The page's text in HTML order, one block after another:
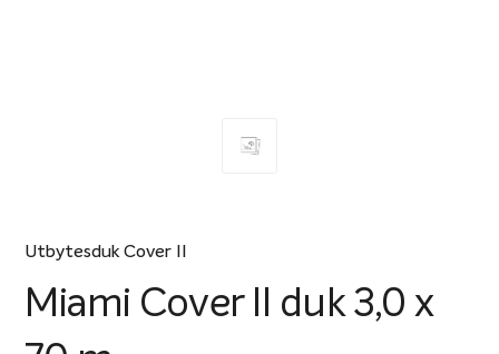
Utbytesduk Cover II
Miami Cover II duk 3,0 x